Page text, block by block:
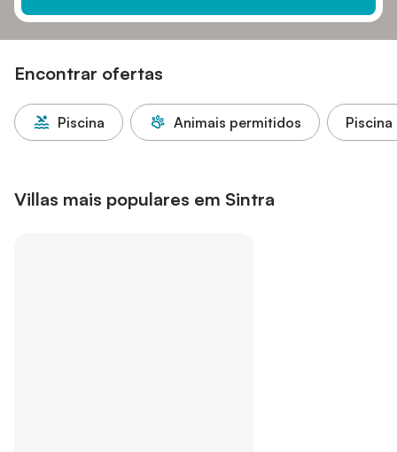
Encontrar ofertas
Piscina Animais permitidos
Villas mais populares em Sintra